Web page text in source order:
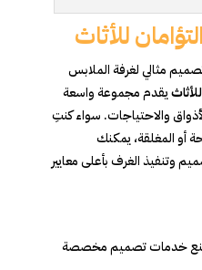
للأثاث
مثالي لغرفة الملابس
يقدم مجموعة واسعة
والاحتياجات. سواء كنتِ
أو المغلقة، يمكنك
وتنفيذ الغرف بأعلى معايير
خدمات تصميم مخصصة